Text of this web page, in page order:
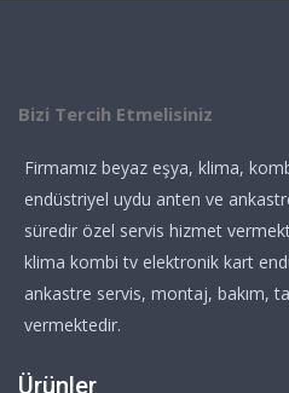
Bizi Tercih Etmelisiniz
Firmamız beyaz eşya, klima,
endüstriyel uydu anten ve
süredir özel servis hizmet
klima kombi tv elektronik kart
ankastre servis, montaj, bakım,
vermektedir.
Ürünler